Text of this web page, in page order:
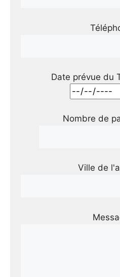
Date prévue du
Nombre de
Ville de